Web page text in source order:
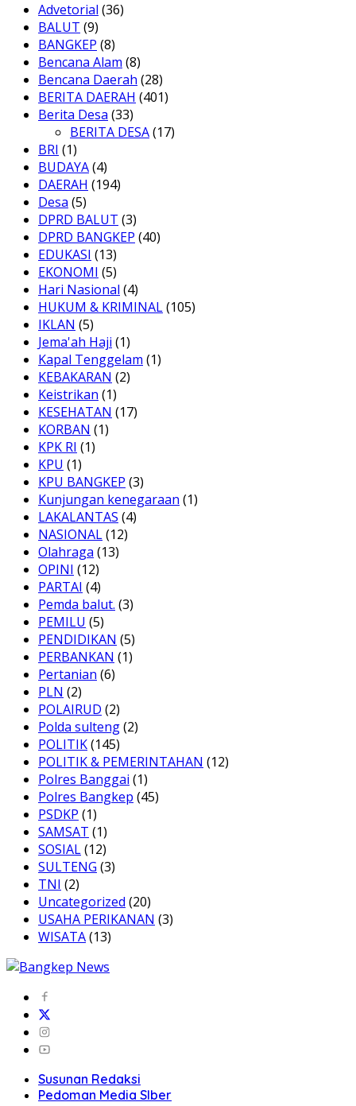
Advetorial (36)
BALUT (9)
BANGKEP (8)
Bencana Alam (8)
Bencana Daerah (28)
BERITA DAERAH (401)
Berita Desa (33)
BERITA DESA(17)
BRI (1)
BUDAYA(4)
DAERAH (194)
Desa (5)
DPRD BALUT (3)
DPRD BANGKEP (40)
EDUKASI (13)
EKONOMI (5)
Hari Nasional (4)
HUKUM & KRIMINAL(105)
IKLAN (5)
Jema'ah Haji (1)
Kapal Tenggelam (1)
KEBAKARAN (2)
Keistrikan (1)
KESEHATAN (17)
KORBAN (1)
KPK RI (1)
KPU (1)
KPU BANGKEP (3)
Kunjungan kenegaraan (1)
LAKALANTAS (4)
NASIONAL(12)
Olahraga (13)
OPINI (12)
PARTAI (4)
Pemda balut. (3)
PEMILU (5)
PENDIDIKAN (5)
PERBANKAN (1)
Pertanian (6)
PLN (2)
POLAIRUD (2)
Polda sulteng(2)
POLITIK(145)
POLITIK & PEMERINTAHAN (12)
Polres Banggai (1)
Polres Bangkep (45)
PSDKP (1)
SAMSAT (1)
SOSIAL(12)
SULTENG (3)
TNI (2)
Uncategorized (20)
USAHA PERIKANAN (3)
WISATA(13)
Susunan Redaksi
Pedoman Media SIber